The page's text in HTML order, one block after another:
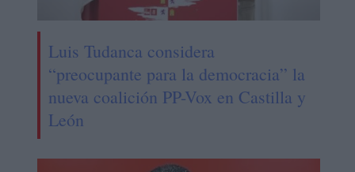
Luis Tudanca considera
“preocupante para la democracia” la
nueva coalición PP-Vox en Castilla y
León